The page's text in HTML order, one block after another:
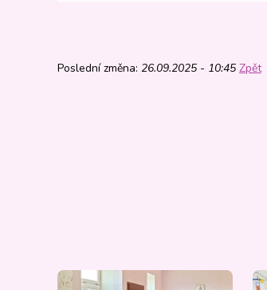
Poslední změna: 26.09.2025 - 10:45 Zpět